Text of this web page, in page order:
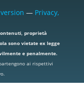
— Privacy,
proprietà
sono vietate ex legge
e penalmente.
ai rispettivi